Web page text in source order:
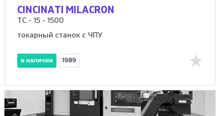
CINCINATI MILACRON
TC - 15 - 1500
токарный станок с ЧПУ
в наличии 1989